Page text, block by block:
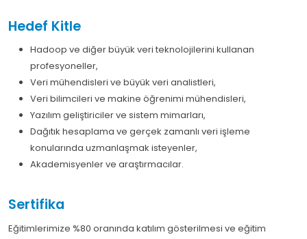
Hedef Kitle
Hadoop ve diğer büyük veri teknolojilerini kullanan
profesyoneller,
Veri mühendisleri ve büyük veri analistleri,
Veri bilimcileri ve makine öğrenimi mühendisleri,
Yazılım geliştiriciler ve sistem mimarları,
Dağıtık hesaplama ve gerçek zamanlı veri işleme
konularında uzmanlaşmak isteyenler,
Akademisyenler ve araştırmacılar.
Sertifika
Eğitimlerimize %80 oranında katılım gösterilmesi ve eğitim